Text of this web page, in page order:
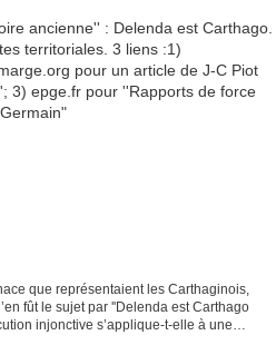
que représentaient les Carthaginois,
fût le sujet par ''Delenda est Carthago
injonctive s’applique-t-elle à une